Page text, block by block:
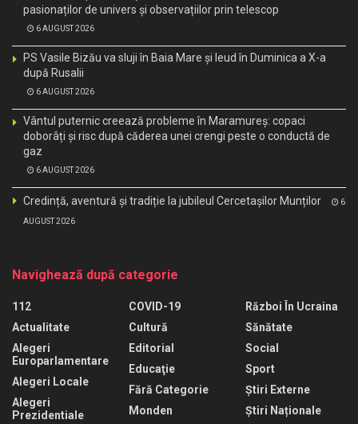
pasionaților de univers și observațiilor prin telescop
6 AUGUST 2026
PS Vasile Bizău va sluji în Baia Mare și Ieud în Duminica a X-a
după Rusalii
6 AUGUST 2026
Vântul puternic creează probleme în Maramureș: copaci
doborâți și risc după căderea unei crengi peste o conductă de
gaz
6 AUGUST 2026
Credință, aventură și tradiție la jubileul Cercetașilor Munților 6
AUGUST 2026
Navighează după categorie
112
Actualitate
Alegeri
Europarlamentare
Alegeri Locale
Alegeri
Prezidentiale
COVID-19
Cultură
Editorial
Educaţie
Fără Categorie
Monden
Război În Ucraina
Sănătate
Social
Sport
Știri Externe
Știri Naționale